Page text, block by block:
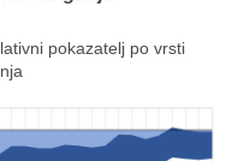
pokazatelj po vrsti